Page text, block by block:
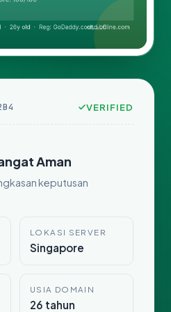
VERIFIED
Aman
keputusan
LOKASI SERVER
Singapore
USIA DOMAIN
26 tahun